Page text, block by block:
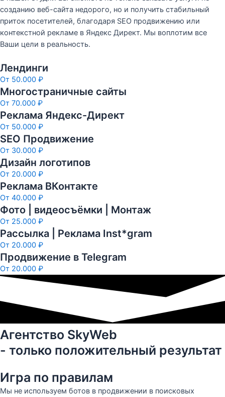
созданию веб-сайта недорого, но и получить стабильный
приток посетителей, благодаря SEO продвижению или
контекстной рекламе в Яндекс Директ. Мы воплотим все
Ваши цели в реальность.
Лендинги
От 50.000 ₽
Многостраничные сайты
От 70.000 ₽
Реклама Яндекс-Директ
От 50.000 ₽
SEO Продвижение
От 30.000 ₽
Дизайн логотипов
От 20.000 ₽
Реклама ВКонтакте
От 40.000 ₽
Фото | видеосъёмки | Монтаж
От 25.000 ₽
Рассылка | Реклама Inst*gram
От 20.000 ₽
Продвижение в Telegram
От 20.000 ₽
Агентство SkyWeb
- только положительный результат
Игра по правилам
Мы не используем ботов в продвижении в поисковых